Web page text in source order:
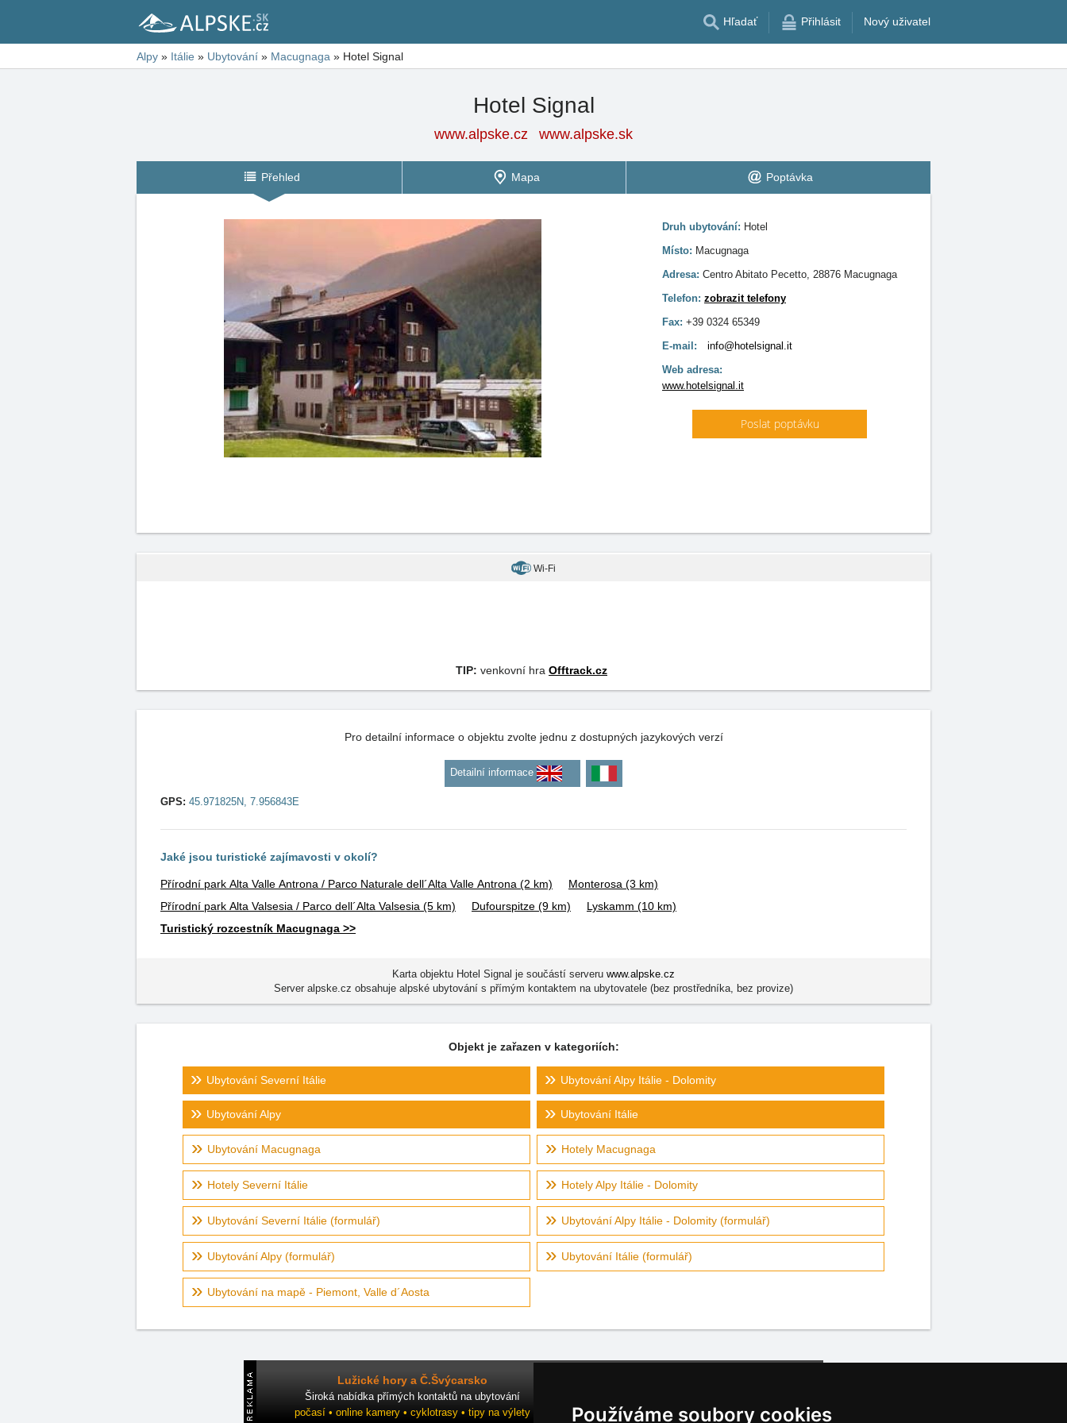
Používáme soubory cookies
Hľadať Přihlásit Nový uživatel
Alpy » Itálie » Ubytování » Macugnaga » Hotel Signal
Hotel Signal
www.alpske.cz www.alpske.sk
Přehled Mapa Poptávka
Druh ubytování: Hotel
Místo: Macugnaga
Adresa: Centro Abitato Pecetto, 28876 Macugnaga
Telefon: zobrazit telefony
Fax: +39 0324 65349
E-mail:
info@hotelsignal.it
Web adresa:
www.hotelsignal.it
Poslat poptávku
Wi-Fi
TIP: venkovní hra Offtrack.cz
Pro detailní informace o objektu zvolte jednu z dostupných jazykových verzí
Detailní informace
GPS: 45.971825N, 7.956843E
Jaké jsou turistické zajímavosti v okolí?
Přírodní park Alta Valle Antrona / Parco Naturale dell´Alta Valle Antrona (2 km) Monterosa (3 km)
Přírodní park Alta Valsesia / Parco dell´Alta Valsesia (5 km) Dufourspitze (9 km) Lyskamm (10 km)
Turistický rozcestník Macugnaga >>
Karta objektu Hotel Signal je součástí serveru www.alpske.cz
Server alpske.cz obsahuje alpské ubytování s přímým kontaktem na ubytovatele (bez prostředníka, bez provize)
Objekt je zařazen v kategoriích:
Ubytování Severní Itálie Ubytování Alpy Itálie - Dolomity
Ubytování Alpy Ubytování Itálie
Ubytování Macugnaga Hotely Macugnaga
Hotely Severní Itálie Hotely Alpy Itálie - Dolomity
Ubytování Severní Itálie (formulář) Ubytování Alpy Itálie - Dolomity (formulář)
Ubytování Alpy (formulář) Ubytování Itálie (formulář)
Ubytování na mapě - Piemont, Valle d´Aosta
Lužické hory a Č.Švýcarsko
Široká nabídka přímých kontaktů na ubytování
počasí • online kamery • cyklotrasy • tipy na výlety